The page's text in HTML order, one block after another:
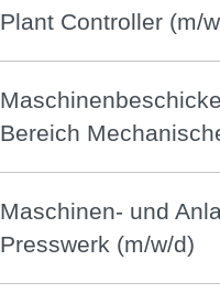
Plant Controller (m/
Bereich
Maschinen- und
Presswerk (m/w/d)